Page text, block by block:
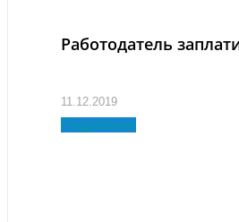
Работодатель
11.12.2019
Подробнее